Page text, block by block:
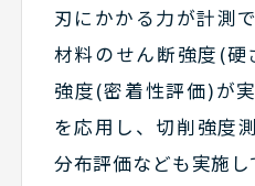
刃にかかる力が計測
材料のせん断強度(
強度(密着性評価)が
を応用し、切削強度
分布評価なども実施し